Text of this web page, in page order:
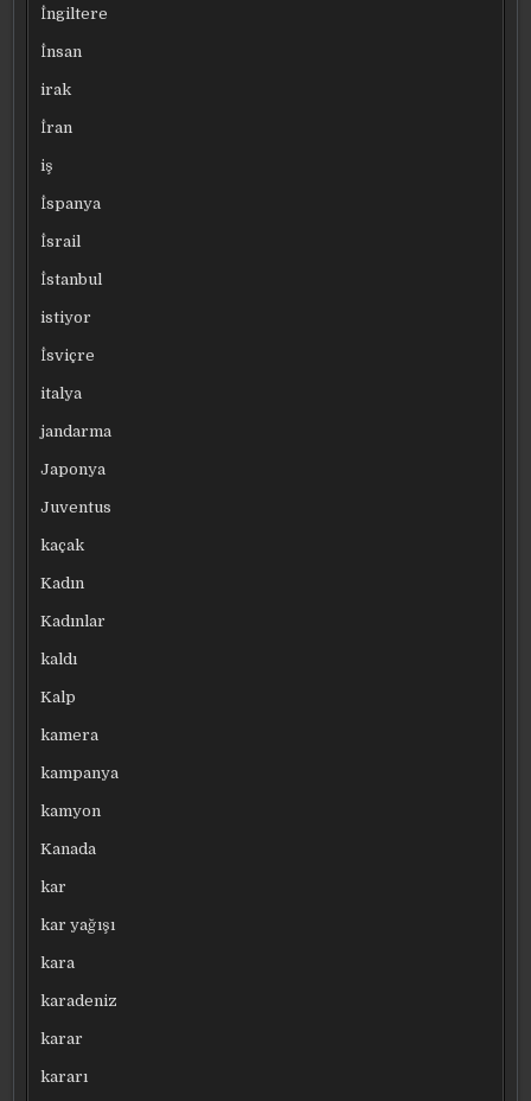
İngiltere
İnsan
irak
İran
iş
İspanya
İsrail
İstanbul
istiyor
İsviçre
italya
jandarma
Japonya
Juventus
kaçak
Kadın
Kadınlar
kaldı
Kalp
kamera
kampanya
kamyon
Kanada
kar
kar yağışı
kara
karadeniz
karar
kararı